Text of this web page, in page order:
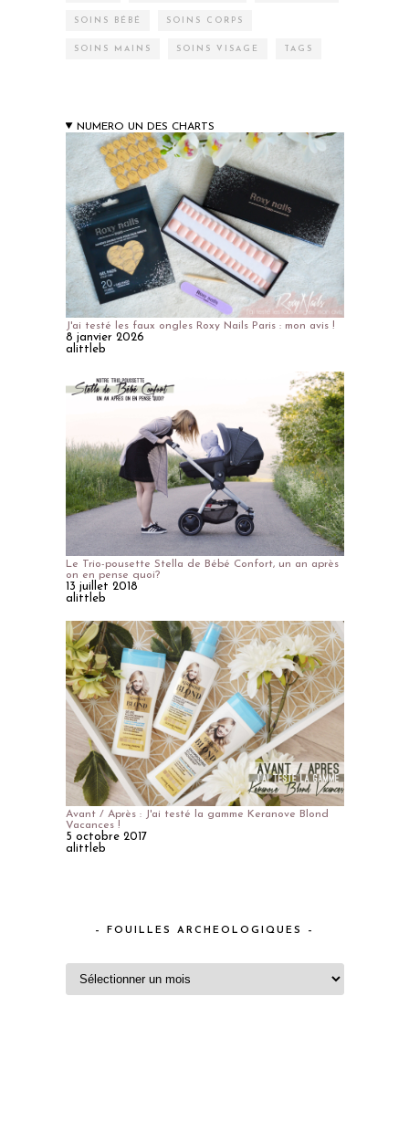
SOINS BÉBÉ SOINS CORPS
SOINS MAINS SOINS VISAGE TAGS
NUMERO UN DES CHARTS
J'ai testé les faux ongles Roxy Nails Paris : mon avis !
8 janvier 2026
alittleb
Le Trio-pousette Stella de Bébé Confort, un an après
on en pense quoi?
13 juillet 2018
alittleb
Avant / Après : J'ai testé la gamme Keranove Blond
Vacances !
5 octobre 2017
alittleb
– FOUILLES ARCHEOLOGIQUES –